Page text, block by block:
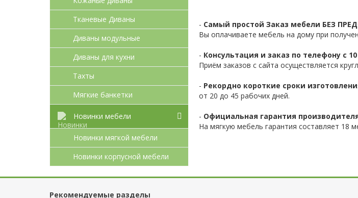
Тканевые Диваны
Диваны модульные
Диваны для кухни
Тахты
Мягкие банкетки
Новинки мебели
Новинки мягкой мебели
Новинки корпусной мебели
- Самый простой Заказ мебели БЕЗ
Вы оплачиваете мебель на дому при
- Консультация и заказ по телефону с
Приём заказов с сайта осуществляется
- Рекордно короткие сроки
от 20 до 45 рабочих дней.
- Официальная гарантия
На мягкую мебель гарантия составляет 18
Рекомендуемые разделы